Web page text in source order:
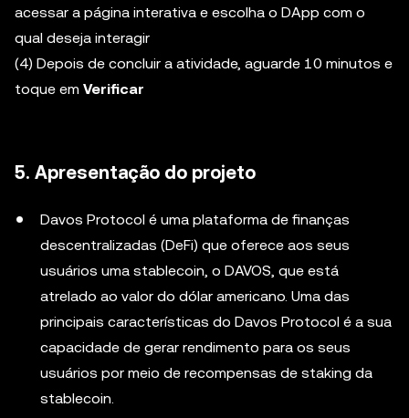
acessar a página interativa e escolha o DApp com o
qual deseja interagir
(4) Depois de concluir a atividade, aguarde 10 minutos e
toque em Verificar
5. Apresentação do projeto
Davos Protocol é uma plataforma de finanças
descentralizadas (DeFi) que oferece aos seus
usuários uma stablecoin, o DAVOS, que está
atrelado ao valor do dólar americano. Uma das
principais características do Davos Protocol é a sua
capacidade de gerar rendimento para os seus
usuários por meio de recompensas de staking da
stablecoin.